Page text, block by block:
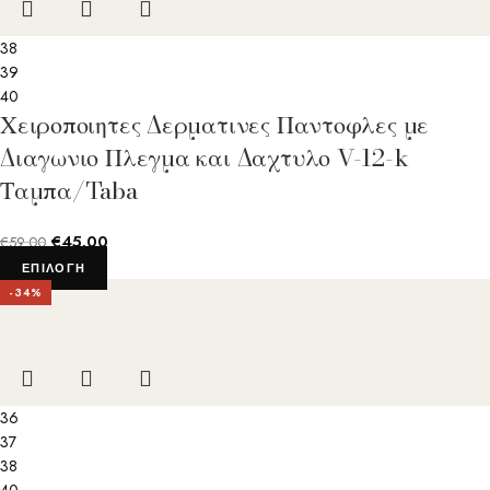
38
39
40
Χειροποιητες Δερματινες Παντοφλες με
Διαγωνιο Πλεγμα και Δαχτυλο V-12-k
Ταμπα/Taba
€59.00 €45.00
ΕΠΙΛΟΓΉ
-34%
36
37
38